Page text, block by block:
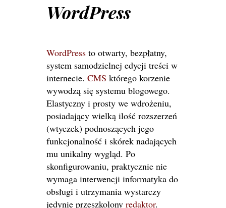
WordPress
WordPress to otwarty, bezpłatny,
system samodzielnej edycji treści w
internecie. CMS którego korzenie
wywodzą się systemu blogowego.
Elastyczny i prosty we wdrożeniu,
posiadający wielką ilość rozszerzeń
(wtyczek) podnoszących jego
funkcjonalność i skórek nadających
mu unikalny wygląd. Po
skonfigurowaniu, praktycznie nie
wymaga interwencji informatyka do
obsługi i utrzymania wystarczy
jedynie przeszkolony redaktor.